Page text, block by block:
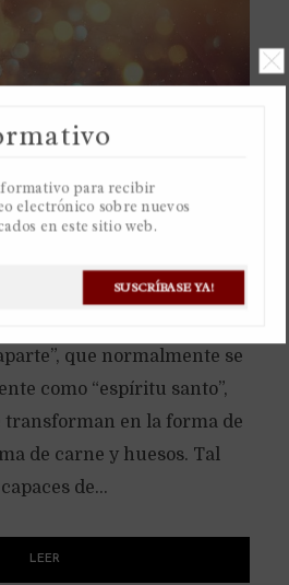
cuerpos, que es el
que normalmente se
como “espíritu santo”,
transforman en la forma de
de carne y huesos. Tal
de...
LEER
SUSCRÍBASE YA!
para recibir
electrónico sobre nuevos
en este sitio web.